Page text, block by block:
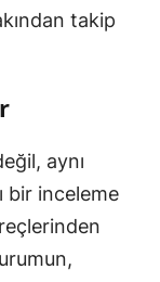
takip
aynı
bir inceleme